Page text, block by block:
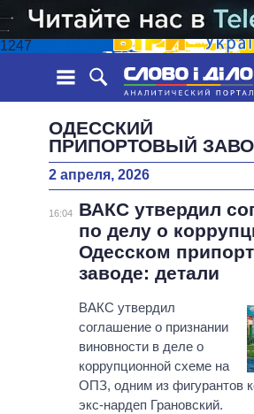
1247
ЛЕНТА
СОБЫТИЯ
СТАТЬИ
МНЕНИЯ
ОБЗОРЫ
МИР
ОБЕЩАНИЯ
ПОЛИТИКИ
ВСЕ ПОЛИТИКИ
ПРЕЗИДЕНТ И ОФИС
ГЛАВЫ
МЭРЫ
ВСЕ ПЕРСОНЫ
ИНФОГРАФИКА
ВИДЕО
ПОДДЕРЖАТЬ
СРАВНЕНИЕ
ОДЕССКИЙ
ПРИПОРТОВЫЙ
2 апреля, 2026
16:04
ВАКС утвердил
по делу о
Одесском
заводе: детали
ВАКС утвердил
соглашение о признании
виновности в деле о
коррупционной схеме на
ОПЗ, одним из фигурантов
экс-нардеп Грановский.